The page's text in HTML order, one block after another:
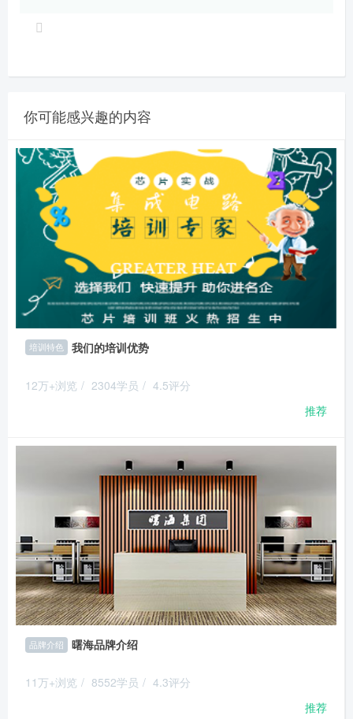
你可能感兴趣的内容
培训特色 我们的培训优势
12万+浏览 / 2304学员 / 4.5评分
推荐
品牌介绍 曙海品牌介绍
11万+浏览 / 8552学员 / 4.3评分
推荐